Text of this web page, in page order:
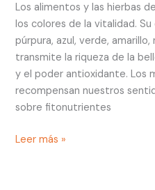
Los alimentos y las hierbas
los colores de la vitalidad.
púrpura, azul, verde,
transmite la riqueza de la
y el poder antioxidante. Los
recompensan nuestros
sobre fitonutrientes
Leer más »